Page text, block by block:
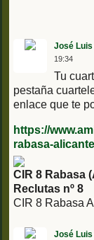
José
19:34
Tu
pestaña
enlace que te
https://
rabasa-alicante
CIR 8 Rabasa
Reclutas nº 8
CIR 8 Rabasa
José